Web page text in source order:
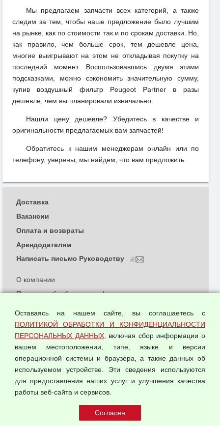
Мы предлагаем запчасти всех категорий, а также
следим за тем, чтобы наше предложение было лучшим
на рынке, как по стоимости так и по срокам доставки. Но,
как правило, чем больше срок, тем дешевле цена,
многие выигрывают на этом не откладывая покупку на
последний момент. Воспользовавшись двумя этими
подсказками, можно сэкономить значительную сумму,
купив воздушный фильтр Peugeot Partner в разы
дешевле, чем вы планировали изначально.
Нашли цену дешевле? Убедитесь в качестве и
оригинальности предлагаемых вам запчастей!
Обратитесь к нашим менеджерам онлайн или по
телефону, уверены, мы найдем, что вам предложить.
© 2026 ООО "Феникс"
О компании
Политика обработки и конфиденциальности
Согласием на обработку персональных данных
Оферта оптовой купли-продажи
Публичная оферта
Доставка
Вакансии
Оплата и возвраты
Арендодателям
Написать письмо Руководству
Оставаясь на нашем сайте, вы соглашаетесь с
ПОЛИТИКОЙ ОБРАБОТКИ И КОНФИДЕНЦИАЛЬНОСТИ
ПЕРСОНАЛЬНЫХ ДАННЫХ, включая сбор информации о
вашем местоположении, типе, языке и версии
операционной системы и браузера, а также данных об
используемом устройстве. Эти сведения используются
для предоставления наших услуг и улучшения качества
работы веб-сайта и сервисов.